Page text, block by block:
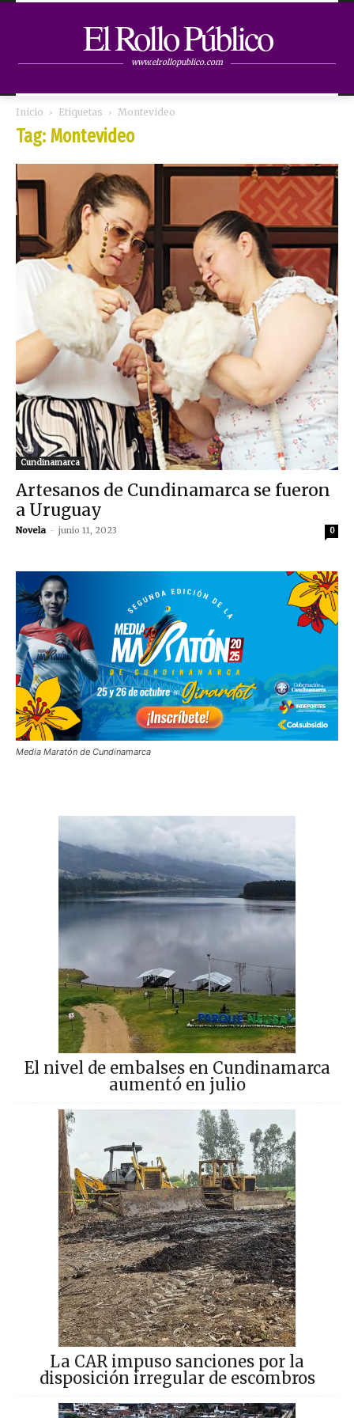
El Rollo Público
www.elrollopublico.com
Inicio Etiquetas Montevideo
Tag: Montevideo
Cundinamarca
Artesanos de Cundinamarca se fueron
a Uruguay
Novela - junio 11, 2023 0
Media Maratón de Cundinamarca
El nivel de embalses en Cundinamarca
aumentó en julio
La CAR impuso sanciones por la
disposición irregular de escombros